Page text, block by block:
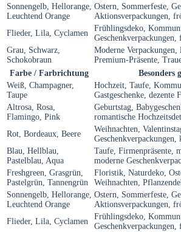
Sonnengelb, Hellorange,
Leuchtend Orange
Ostern, Sommerfeste,
Aktionsverpackungen,
Flieder, Lila, Cyclamen
Frühlingsdeko,
Grau, Schwarz,
Schokobraun
Moderne
Premium-Präsente,
Farbe / Farbrichtung
Besonders
Weiß, Champagner,
Taupe
Hochzeit, Taufe,
Gastgeschenke, dezente
Altrosa, Rosa,
Flamingo, Pink
Geburtstag,
romantische
Rot, Bordeaux, Beere
Weihnachten,
Blau, Hellblau,
Pastelblau, Aqua
Taufe, Firmenpräsente,
moderne
Freshgreen, Grasgrün,
Pastelgrün, Tannengrün
Floristik, Naturdeko,
Weihnachten,
Sonnengelb, Hellorange,
Leuchtend Orange
Ostern, Sommerfeste,
Aktionsverpackungen,
Flieder, Lila, Cyclamen
Frühlingsdeko,